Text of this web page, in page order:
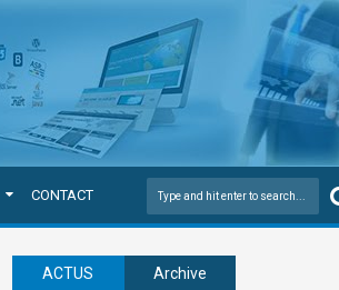
CONTACT
ACTUS Archive